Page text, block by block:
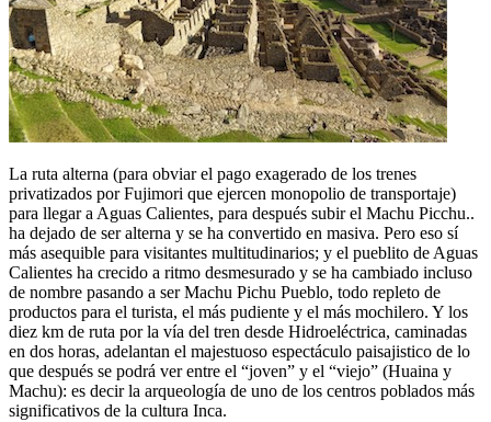
La ruta alterna (para obviar el pago exagerado de los trenes
privatizados por Fujimori que ejercen monopolio de transportaje)
para llegar a Aguas Calientes, para después subir el Machu Picchu..
ha dejado de ser alterna y se ha convertido en masiva. Pero eso sí
más asequible para visitantes multitudinarios; y el pueblito de Aguas
Calientes ha crecido a ritmo desmesurado y se ha cambiado incluso
de nombre pasando a ser Machu Pichu Pueblo, todo repleto de
productos para el turista, el más pudiente y el más mochilero. Y los
diez km de ruta por la vía del tren desde Hidroeléctrica, caminadas
en dos horas, adelantan el majestuoso espectáculo paisajistico de lo
que después se podrá ver entre el “joven” y el “viejo” (Huaina y
Machu): es decir la arqueología de uno de los centros poblados más
significativos de la cultura Inca.